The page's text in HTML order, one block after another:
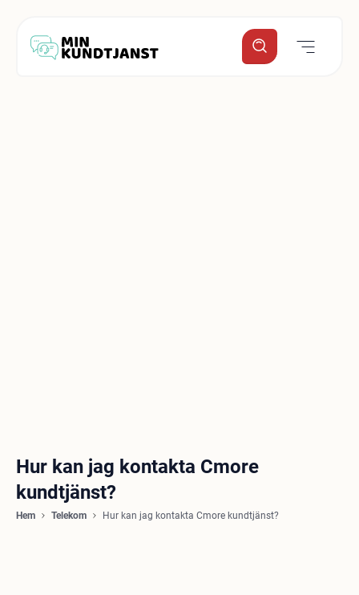
Hur kan jag kontakta Cmore
kundtjänst?
Hem Telekom Hur kan jag kontakta Cmore kundtjänst?